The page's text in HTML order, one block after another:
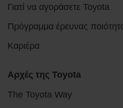
Γιατί να αγοράσετε Toyota
Πρόγραμμα έρευνας
Καριέρα
Αρχές της Toyota
The Toyota Way